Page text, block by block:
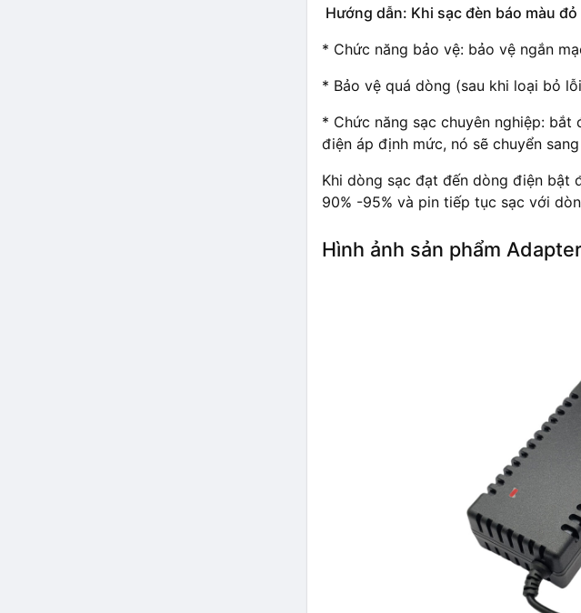
Hướng dẫn: Khi sạc đèn báo màu đỏ
* Chức năng bảo vệ: bảo vệ ngắn
* Bảo vệ quá dòng (sau khi loại bỏ
* Chức năng sạc chuyên nghiệp: bắt
điện áp định mức, nó sẽ chuyển
Khi dòng sạc đạt đến dòng điện bật
90% -95% và pin tiếp tục sạc với
Hình ảnh sản phẩm